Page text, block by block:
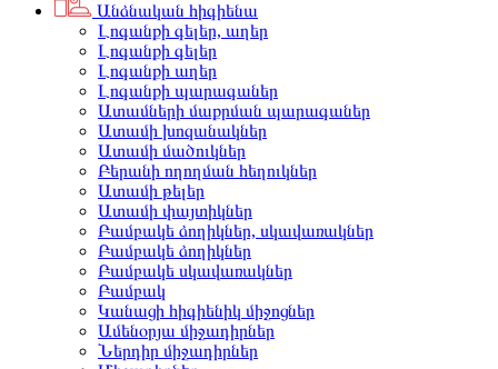
Անձնական հիգիենա
Լոգանքի գելեր, աղեր
Լոգանքի գելեր
Լոգանքի աղեր
Լոգանքի պարագաներ
Ատամների մաքրման պարագաներ
Ատամի խոզանակներ
Ատամի մածուկներ
Բերանի ողողման հեղուկներ
Ատամի թելեր
Ատամի փայտիկներ
Բամբակե ձողիկներ, սկավառակներ
Բամբակե ձողիկներ
Բամբակե սկավառակներ
Բամբակ
Կանացի հիգիենիկ միջոցներ
Ամենօրյա միջադիրներ
Ներդիր միջադիրներ